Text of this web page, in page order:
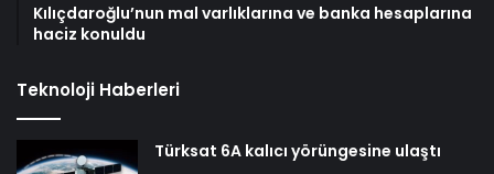
Kılıçdaroğlu’nun mal varlıklarına ve banka hesaplarına
haciz konuldu
Teknoloji Haberleri
Türksat 6A kalıcı yörüngesine ulaştı